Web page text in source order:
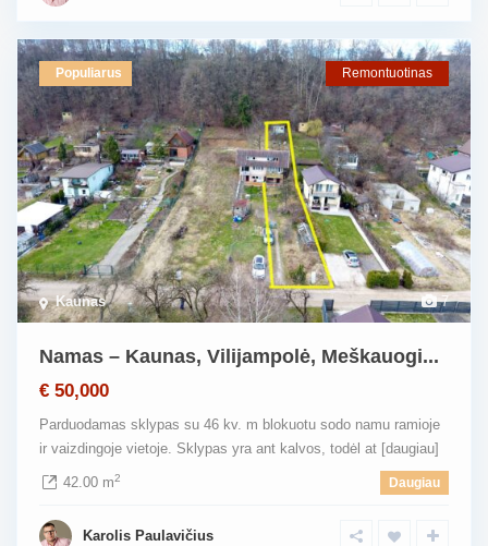
7
Kaunas
Populiarus Remontuotinas
Namas – Kaunas, Vilijampolė, Meškauogi...
€ 50,000
Parduodamas sklypas su 46 kv. m blokuotu sodo namu ramioje
ir vaizdingoje vietoje. Sklypas yra ant kalvos, todėl at [daugiau]
42.00 m2 Daugiau
Karolis Paulavičius